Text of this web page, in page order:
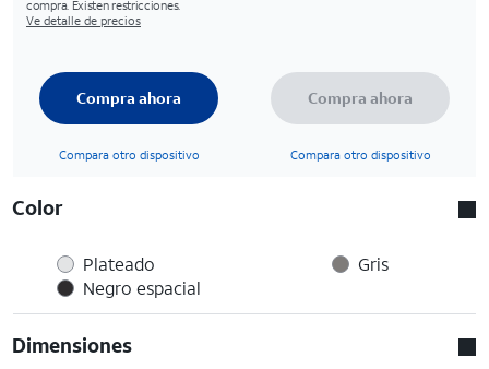
compra. Existen restricciones.
Ve detalle de precios
Compra ahora
Compara otro dispositivo
Compra ahora
Compara otro dispositivo
Color
Plateado
Negro espacial
Gris
Dimensiones